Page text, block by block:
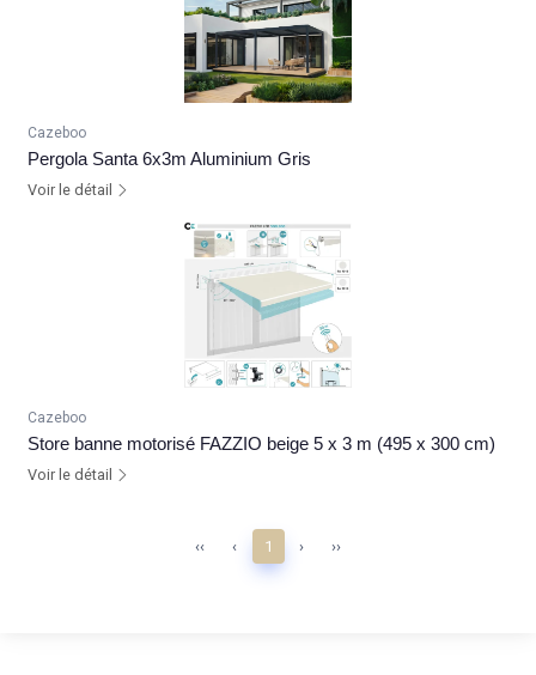
Cazeboo
Pergola Santa 6x3m Aluminium Gris
Voir le détail
Cazeboo
Store banne motorisé FAZZIO beige 5 x 3 m (495 x 300 cm)
Voir le détail
‹‹ ‹ 1 › ››